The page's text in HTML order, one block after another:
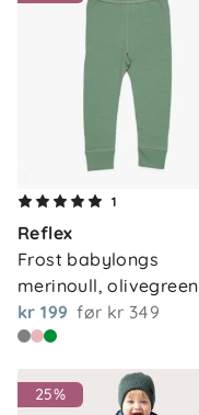
1
Reflex
Frost babylongs
merinoull, olivegreen
kr 199 før kr 349
25%